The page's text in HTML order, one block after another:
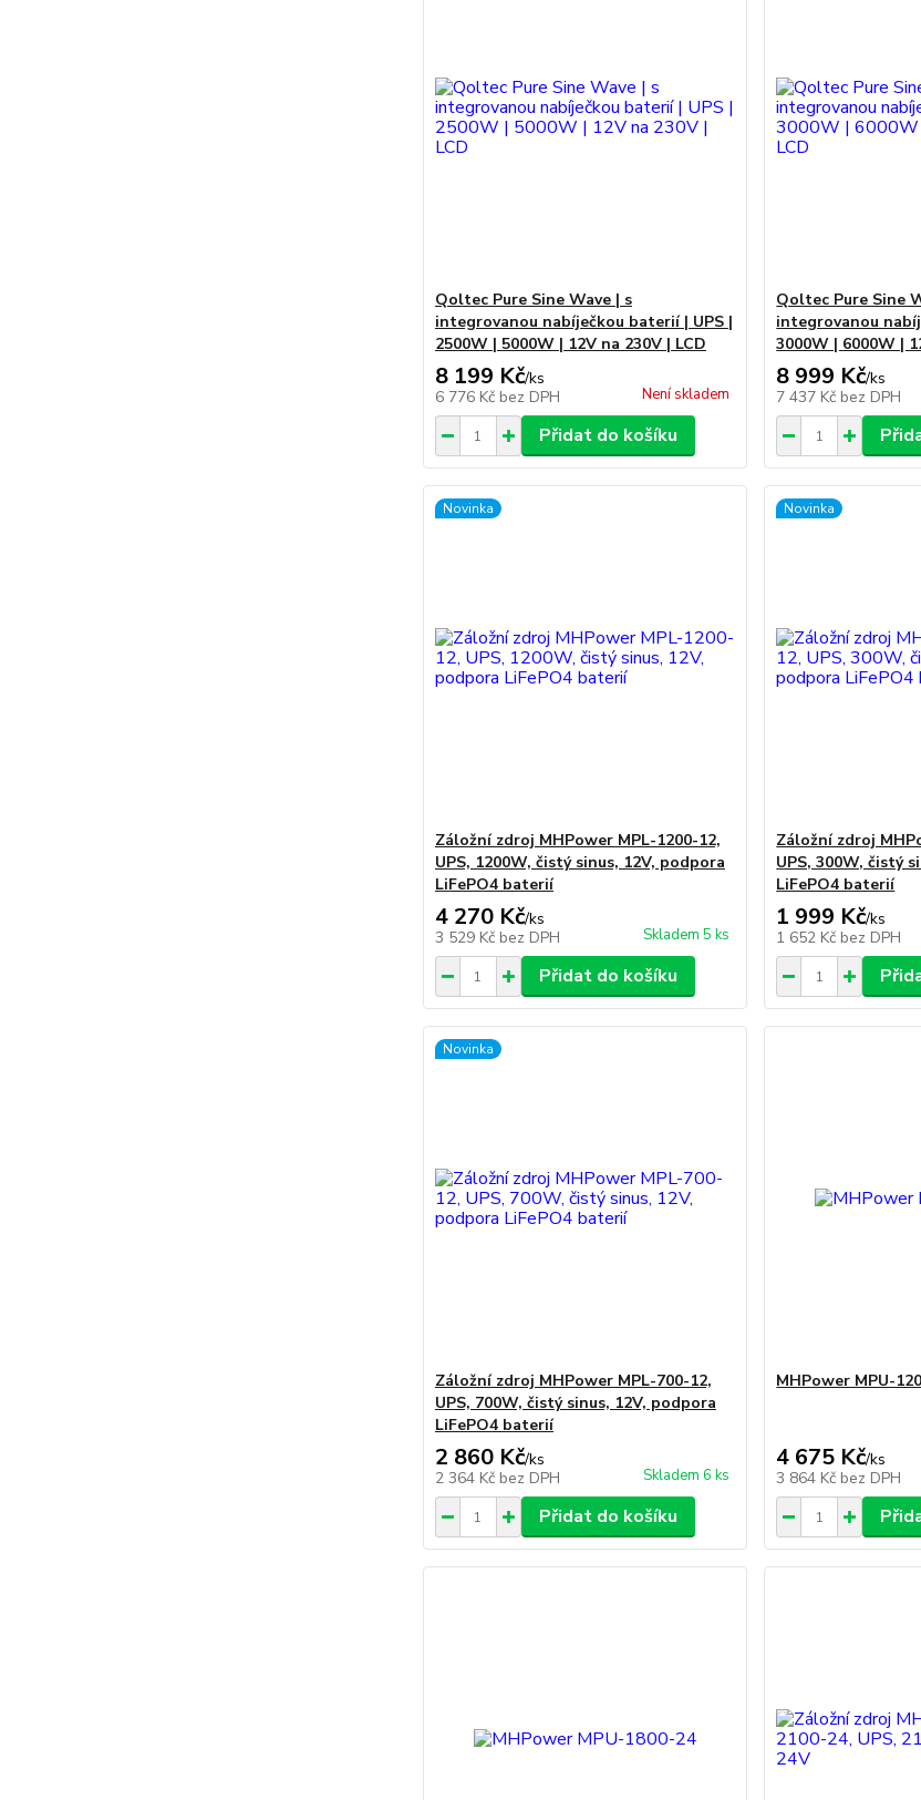
Qoltec Pure Sine Wave | s
integrovanou nabíječkou baterií | UPS |
2500W | 5000W | 12V na 230V | LCD
8 199 Kč/ks
6 776 Kč bez DPH Není skladem
Přidat do košíku
Qoltec Pure Sine
integrovanou
3000W | 6000W |
8 999 Kč/ks
7 437 Kč bez DPH
Novinka
Záložní zdroj MHPower MPL-1200-12,
UPS, 1200W, čistý sinus, 12V, podpora
LiFePO4 baterií
4 270 Kč/ks
3 529 Kč bez DPH Skladem 5 ks
Přidat do košíku
Novinka
Záložní zdroj
UPS, 300W, čistý
LiFePO4 baterií
1 999 Kč/ks
1 652 Kč bez DPH
Novinka
Záložní zdroj MHPower MPL-700-12,
UPS, 700W, čistý sinus, 12V, podpora
LiFePO4 baterií
2 860 Kč/ks
2 364 Kč bez DPH Skladem 6 ks
Přidat do košíku
MHPower MPU-
4 675 Kč/ks
3 864 Kč bez DPH